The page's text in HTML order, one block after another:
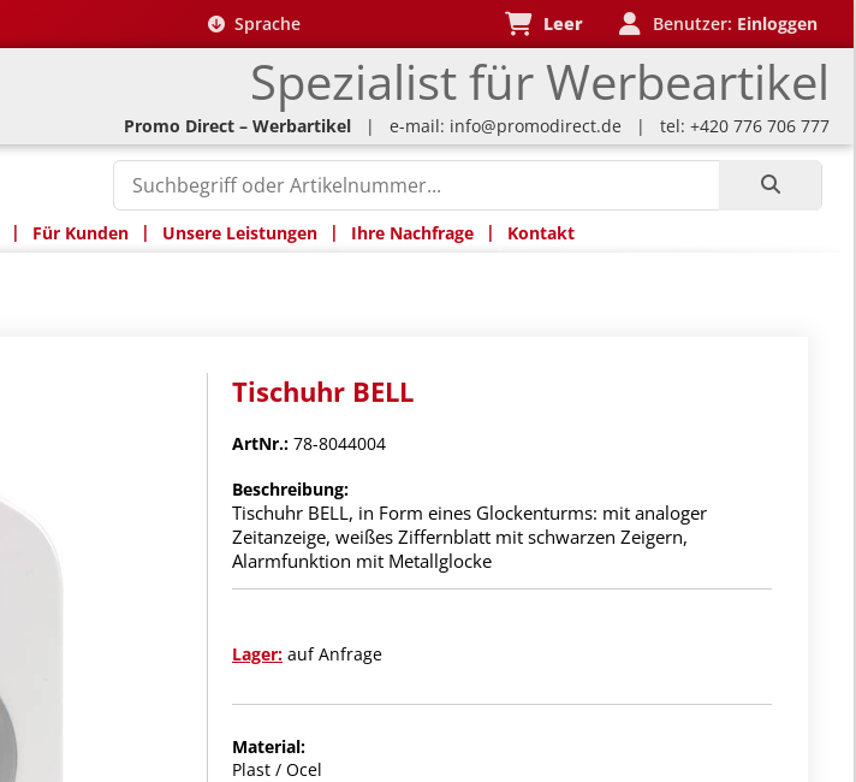
Spezialist für Werbeartikel
Sprache Leer Benutzer: Einloggen
Promo Direct – Werbartikel | e-mail: info@promodirect.de | tel: +420 776 706 777
| Für Kunden | Unsere Leistungen | Ihre Nachfrage | Kontakt
Tischuhr BELL
ArtNr.: 78-8044004
Beschreibung:
Tischuhr BELL, in Form eines Glockenturms: mit analoger
Zeitanzeige, weißes Ziffernblatt mit schwarzen Zeigern,
Alarmfunktion mit Metallglocke
Lager: auf Anfrage
Material:
Plast / Ocel